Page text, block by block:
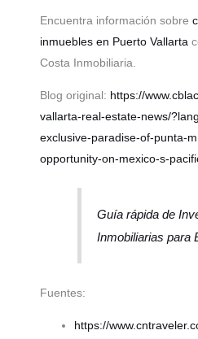
Encuentra información sobre
inmuebles en Puerto Vallarta
Costa Inmobiliaria.
Blog original: https://
vallarta-real-estate-news/
exclusive-paradise-of-punta-
opportunity-on-mexico-s-
Guía rápida de
Inmobiliarias para
Fuentes:
https://